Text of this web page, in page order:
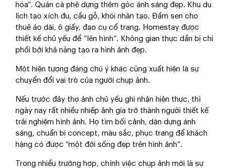
hóa”. Quán cà phê dựng thêm góc ánh sáng đẹp. Khu du
lịch tạo xích đu, cầu gỗ, khói nhân tạo. Đầm sen cho
thuê áo dài, ô giấy, đạo cụ cổ trang. Homestay được
thiết kế chủ yếu để “lên hình”. Không gian thực dần bị chi
phối bởi khả năng tạo ra hình ảnh đẹp.
Một hiện tượng đáng chú ý khác cũng xuất hiện là sự
chuyển đổi vai trò của người chụp ảnh.
Nếu trước đây thợ ảnh chủ yếu ghi nhận hiện thực, thì
ngày nay rất nhiều nhiếp ảnh gia trở thành người thiết kế
trải nghiệm hình ảnh. Họ tìm bối cảnh, dàn dựng ánh
sáng, chuẩn bị concept, màu sắc, phục trang để khách
hàng có được “một đời sống đẹp trên hình ảnh”.
Trong nhiều trường hợp, chính việc chụp ảnh mới là sự